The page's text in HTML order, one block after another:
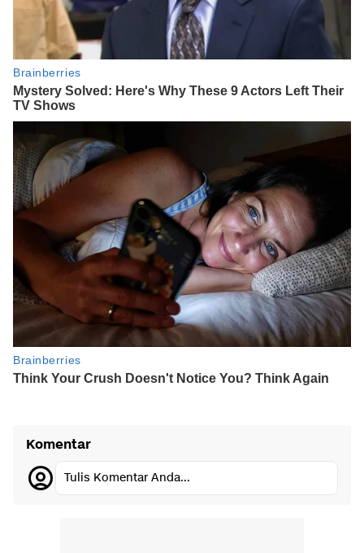
Komentar
Tulis Komentar Anda...